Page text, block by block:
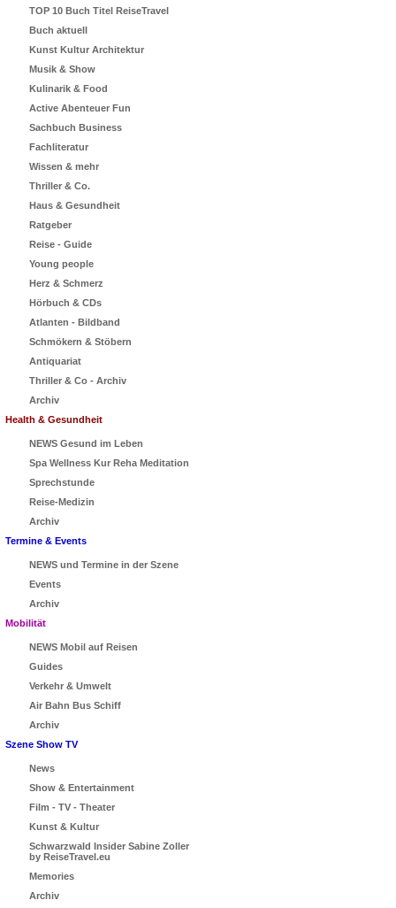
TOP 10 Buch Titel ReiseTravel
Buch aktuell
Kunst Kultur Architektur
Musik & Show
Kulinarik & Food
Active Abenteuer Fun
Sachbuch Business
Fachliteratur
Wissen & mehr
Thriller & Co.
Haus & Gesundheit
Ratgeber
Reise - Guide
Young people
Herz & Schmerz
Hörbuch & CDs
Atlanten - Bildband
Schmökern & Stöbern
Antiquariat
Thriller & Co - Archiv
Archiv
Health & Gesundheit
NEWS Gesund im Leben
Spa Wellness Kur Reha Meditation
Sprechstunde
Reise-Medizin
Archiv
Termine & Events
NEWS und Termine in der Szene
Events
Archiv
Mobilität
NEWS Mobil auf Reisen
Guides
Verkehr & Umwelt
Air Bahn Bus Schiff
Archiv
Szene Show TV
News
Show & Entertainment
Film - TV - Theater
Kunst & Kultur
Schwarzwald Insider Sabine Zoller
by ReiseTravel.eu
Memories
Archiv